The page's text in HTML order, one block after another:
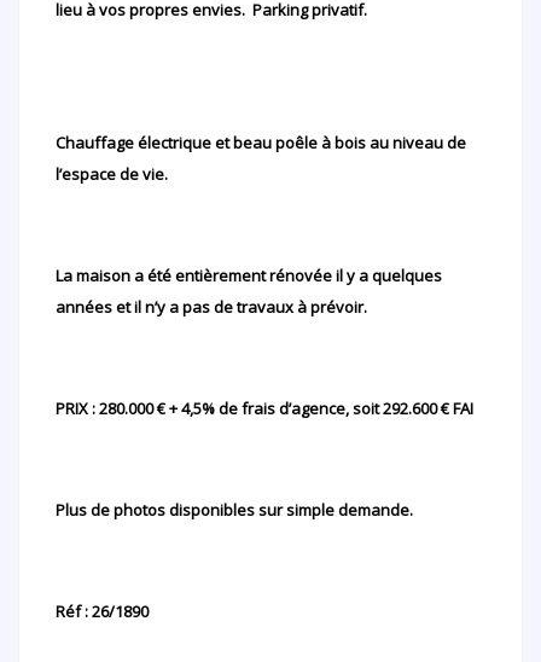
lieu à vos propres envies. Parking privatif.
Chauffage électrique et beau poêle à bois au niveau de
l’espace de vie.
La maison a été entièrement rénovée il y a quelques
années et il n’y a pas de travaux à prévoir.
PRIX : 280.000 € + 4,5% de frais d’agence, soit 292.600 € FAI
Plus de photos disponibles sur simple demande.
Réf : 26/1890